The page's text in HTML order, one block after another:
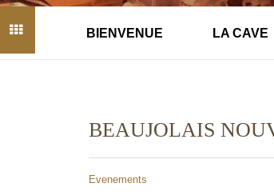
BIENVENUE LA CAVE
BEAUJOLAIS
Evenements